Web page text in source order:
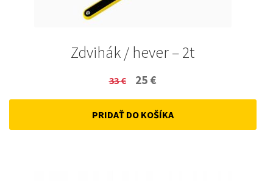
Zdvihák / hever – 2t
33€
Original
price
was:
25 €
price
is:
PRIDAŤ DO KOŠÍKA